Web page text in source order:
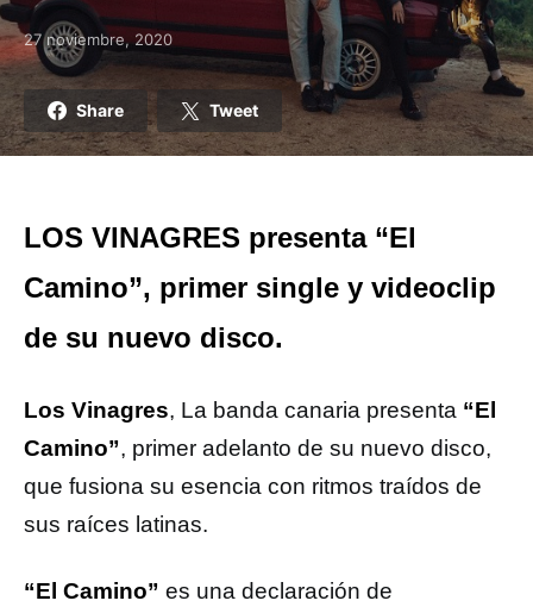
Posted on
27 noviembre, 2020
Share Tweet
LOS VINAGRES presenta “El
Camino”, primer single y videoclip
de su nuevo disco.
Los Vinagres, La banda canaria presenta “El
Camino”, primer adelanto de su nuevo disco,
que fusiona su esencia con ritmos traídos de
sus raíces latinas.
“El Camino” es una declaración de